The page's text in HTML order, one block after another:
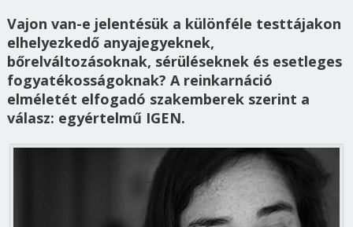
Vajon van-e jelentésük a különféle testtájakon
elhelyezkedő anyajegyeknek,
bőrelváltozásoknak, sérüléseknek és esetleges
fogyatékosságoknak? A reinkarnáció
elméletét elfogadó szakemberek szerint a
válasz: egyértelmű IGEN.